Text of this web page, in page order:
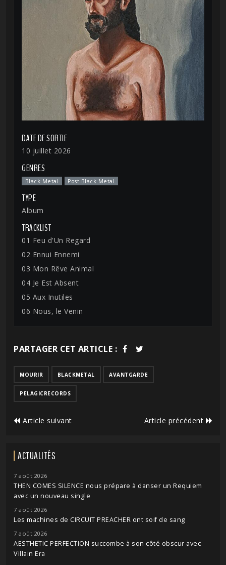
DATE DE SORTIE
10 juillet 2026
GENRES
Black Metal Post-Black Metal
TYPE
Album
TRACKLIST
01 Feu d'Un Regard
02 Ennui Ennemi
03 Mon Rêve Animal
04 Je Est Absent
05 Aux Inutiles
06 Nous, le Venin
PARTAGER CET ARTICLE :
MOURIR BLACKMETAL AVANTGARDE
PELAGICRECORDS
Article suivant Article précédent
ACTUALITÉS
7 août 2026
THEN COMES SILENCE nous prépare à danser un Requiem
avec un nouveau single
7 août 2026
Les machines de CIRCUIT PREACHER ont soif de sang
7 août 2026
AESTHETIC PERFECTION succombe à son côté obscur avec
Villain Era